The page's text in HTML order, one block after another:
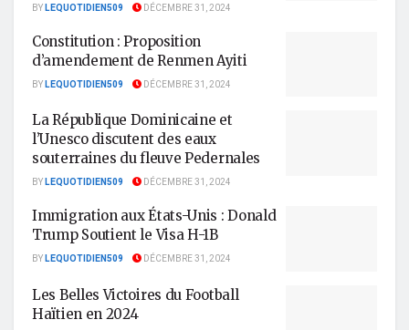
BYLEQUOTIDIEN509 DÉCEMBRE 31, 2024
Constitution : Proposition
d’amendement de Renmen Ayiti
BYLEQUOTIDIEN509 DÉCEMBRE 31, 2024
La République Dominicaine et
l’Unesco discutent des eaux
souterraines du fleuve Pedernales
BYLEQUOTIDIEN509 DÉCEMBRE 31, 2024
Immigration aux États-Unis : Donald
Trump Soutient le Visa H-1B
BYLEQUOTIDIEN509 DÉCEMBRE 31, 2024
Les Belles Victoires du Football
Haïtien en 2024